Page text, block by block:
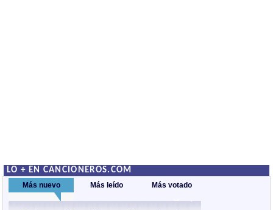
LO + EN CANCIONEROS.COM
Más nuevo Más leído Más votado